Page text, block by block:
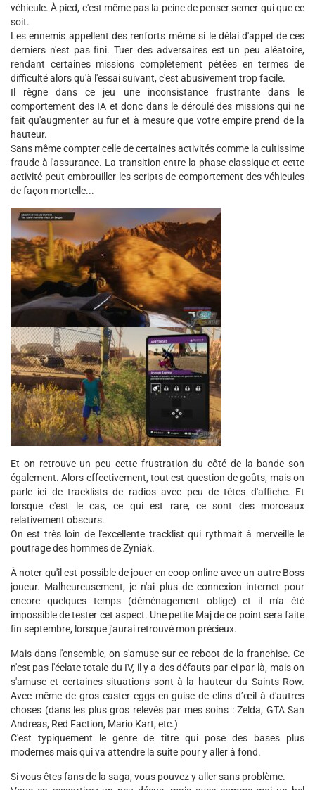
véhicule. À pied, c'est même pas la peine de penser semer qui que ce
soit.
Les ennemis appellent des renforts même si le délai d'appel de ces
derniers n'est pas fini. Tuer des adversaires est un peu aléatoire,
rendant certaines missions complètement pétées en termes de
difficulté alors qu'à l'essai suivant, c'est abusivement trop facile.
Il règne dans ce jeu une inconsistance frustrante dans le
comportement des IA et donc dans le déroulé des missions qui ne
fait qu'augmenter au fur et à mesure que votre empire prend de la
hauteur.
Sans même compter celle de certaines activités comme la cultissime
fraude à l'assurance. La transition entre la phase classique et cette
activité peut embrouiller les scripts de comportement des véhicules
de façon mortelle...
Et on retrouve un peu cette frustration du côté de la bande son
également. Alors effectivement, tout est question de goûts, mais on
parle ici de tracklists de radios avec peu de têtes d'affiche. Et
lorsque c'est le cas, ce qui est rare, ce sont des morceaux
relativement obscurs.
On est très loin de l'excellente tracklist qui rythmait à merveille le
poutrage des hommes de Zyniak.
À noter qu'il est possible de jouer en coop online avec un autre Boss
joueur. Malheureusement, je n'ai plus de connexion internet pour
encore quelques temps (déménagement oblige) et il m'a été
impossible de tester cet aspect. Une petite Maj de ce point sera faite
fin septembre, lorsque j'aurai retrouvé mon précieux.
Mais dans l'ensemble, on s'amuse sur ce reboot de la franchise. Ce
n'est pas l'éclate totale du IV, il y a des défauts par-ci par-là, mais on
s'amuse et certaines situations sont à la hauteur du Saints Row.
Avec même de gros easter eggs en guise de clins d’œil à d'autres
choses (dans les plus gros relevés par mes soins : Zelda, GTA San
Andreas, Red Faction, Mario Kart, etc.)
C'est typiquement le genre de titre qui pose des bases plus
modernes mais qui va attendre la suite pour y aller à fond.
Si vous êtes fans de la saga, vous pouvez y aller sans problème.